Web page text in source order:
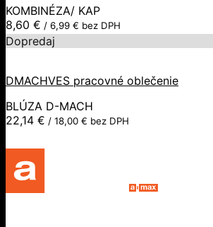
KOMBINÉZA/ KAP
8,60 € / 6,99 € bez DPH
Dopredaj
DMACHVES pracovné oblečenie
BLÚZA D-MACH
22,14 € / 18,00 € bez DPH